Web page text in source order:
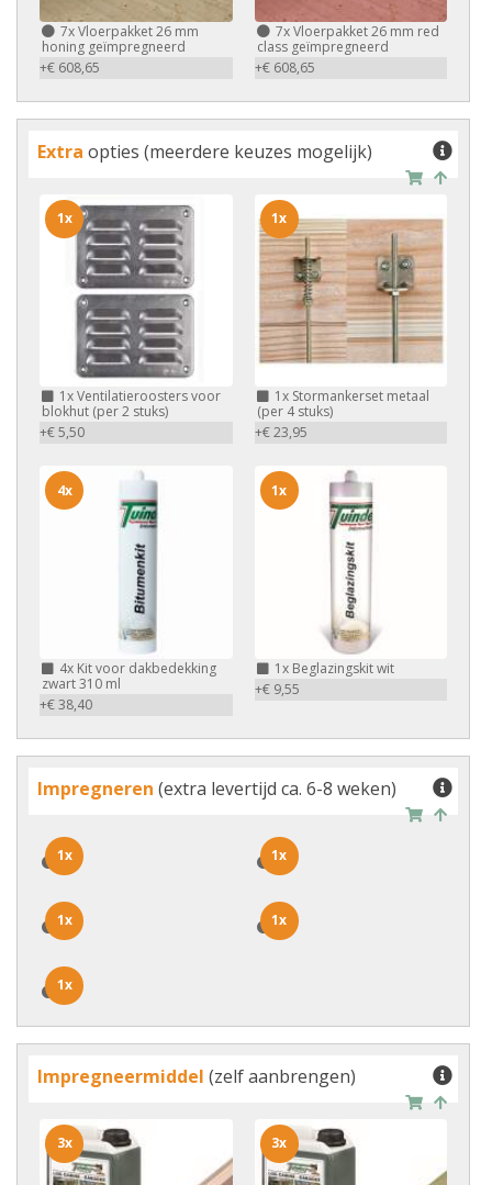
7xVloerpakket 26 mm
honing geïmpregneerd
+€ 608,65
7xVloerpakket 26 mm red
class geïmpregneerd
+€ 608,65
Extra opties (meerdere keuzes mogelijk)
1xVentilatieroosters voor
blokhut (per 2 stuks)
+€ 5,50
1x
1xStormankerset metaal
(per 4 stuks)
+€ 23,95
1x
4x Kit voor dakbedekking
zwart 310 ml
+€ 38,40
4x
1xBeglazingskit wit
+€ 9,55
1x
Impregneren (extra levertijd ca. 6-8 weken)
1x
1x 1x
1x
1x
1x 1x
1x
1x
1x
Impregneermiddel (zelf aanbrengen)
3x 3x